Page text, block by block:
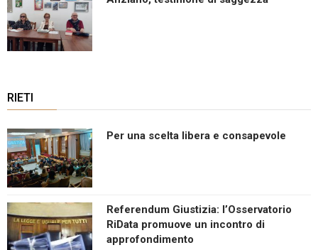
RIETI
Per una scelta libera e consapevole
Referendum Giustizia: l’Osservatorio
RiData promuove un incontro di
approfondimento